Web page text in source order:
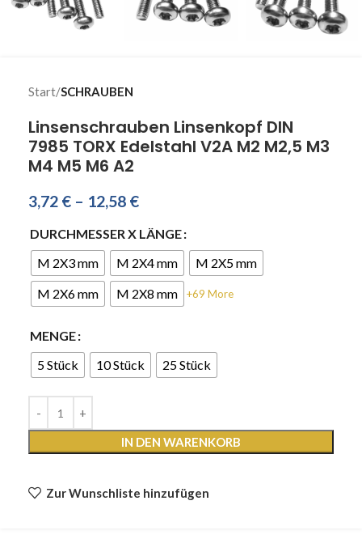
Start SCHRAUBEN
Linsenschrauben Linsenkopf DIN
7985 TORX Edelstahl V2A M2 M2,5 M3
M4 M5 M6 A2
3,72 € – 12,58 €
DURCHMESSER X LÄNGE
M 2X3 mm
M 2X4 mm
M 2X5 mm
M 2X6 mm
M 2X8 mm +69 More
MENGE
5 Stück
10 Stück 25 Stück
IN DEN WARENKORB
Zur Wunschliste hinzufügen